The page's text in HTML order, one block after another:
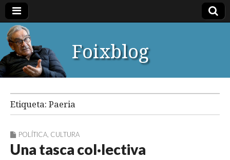
Foixblog
Etiqueta: Paeria
POLÍTICA CULTURA
Una tasca col·lectiva